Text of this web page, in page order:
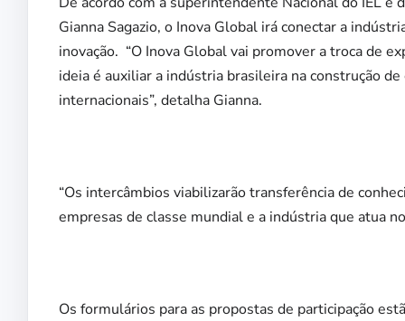
Gianna Sagazio, o Inova Global irá conectar a
inovação. “O Inova Global vai promover a troca de
ideia é auxiliar a indústria brasileira na construção
internacionais”, detalha Gianna.
“Os intercâmbios viabilizarão transferência de
empresas de classe mundial e a indústria que atua
Os formulários para as propostas de participação